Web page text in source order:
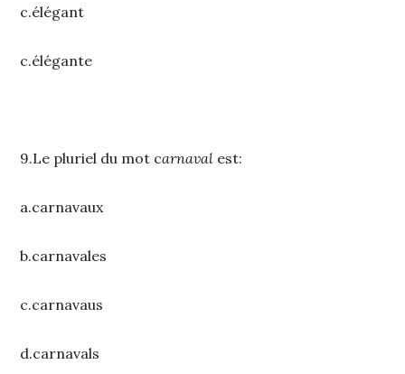
c.élégant
c.élégante
9.Le pluriel du mot carnaval est:
a.carnavaux
b.carnavales
c.carnavaus
d.carnavals